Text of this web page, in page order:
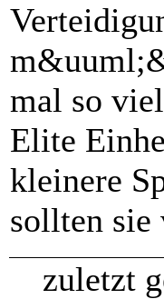
mal so
Elite
kleinere
sollten
zuletzt